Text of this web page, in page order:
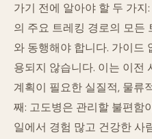
가기 전에 알아야 할 두 가지
의 주요 트레킹 경로의 모든
와 동행해야 합니다. 가이드
용되지 않습니다. 이는 이전
계획이 필요한 실질적, 물류
째: 고도병은 관리할 불편함
일에서 경험 많고 건강한 사